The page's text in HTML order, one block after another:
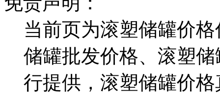
当前页为滚塑储罐价
储罐批发价格、滚塑
行提供，滚塑储罐价